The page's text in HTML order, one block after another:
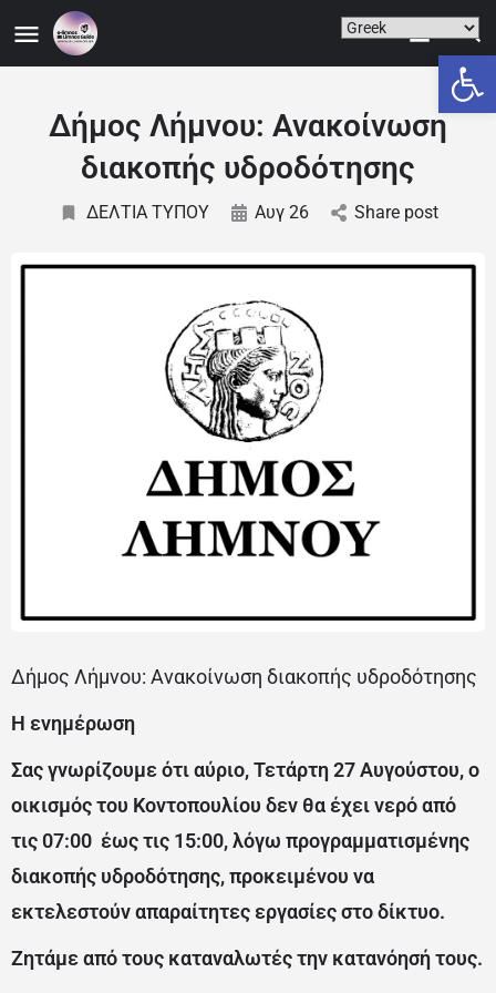
Δήμος Λήμνου: Ανακοίνωση
διακοπής υδροδότησης
ΔΕΛΤΙΑ ΤΥΠΟΥ Αυγ 26 Share post
Δήμος Λήμνου: Ανακοίνωση διακοπής υδροδότησης
Η ενημέρωση
Σας γνωρίζουμε ότι αύριο, Τετάρτη 27 Αυγούστου, ο
οικισμός του Κοντοπουλίου δεν θα έχει νερό από
τις 07:00 έως τις 15:00, λόγω προγραμματισμένης
διακοπής υδροδότησης, προκειμένου να
εκτελεστούν απαραίτητες εργασίες στο δίκτυο.
Ζητάμε από τους καταναλωτές την κατανόησή τους.